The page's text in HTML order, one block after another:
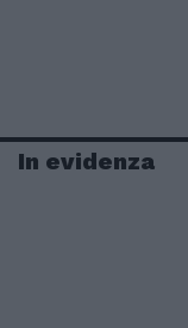
In evidenza